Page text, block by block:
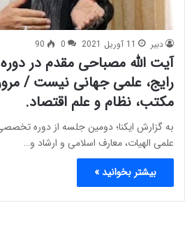
دبیر 11 آوریل 2021 0
90
آیت الله مصباحی مقدم در دوره
رایج، علمی جهانی نیست /
مکتب، نظام و علم اقتصاد.
به گزارش ایکنا؛ دومین جلسه از دوره
علمی الهیات، معارف اسلامی و ارشاد و…
بیشتر بخوانید »